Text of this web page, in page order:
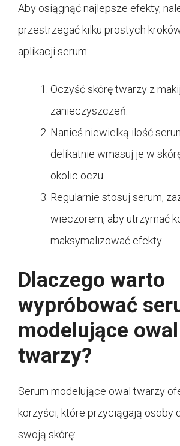
Aby osiągnąć najlepsze efekty,
przestrzegać kilku prostych
aplikacji serum:
Oczyść skórę twarzy z
zanieczyszczeń.
Nanieś niewielką ilość
delikatnie wmasuj je w
okolic oczu.
Regularnie stosuj serum,
wieczorem, aby utrzymać
maksymalizować efekty.
Dlaczego warto
wypróbować
modelujące owal
twarzy?
Serum modelujące owal twarzy
korzyści, które przyciągają osoby
swoją skórę: